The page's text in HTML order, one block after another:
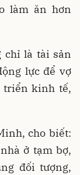
làm ăn hơn
chỉ là tài sản
lực để vợ
triển kinh tế,
cho biết:
ở tạm bợ,
đối tượng,